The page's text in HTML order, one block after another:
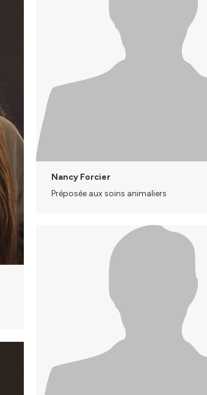
Nancy Forcier
Préposée aux soins animaliers